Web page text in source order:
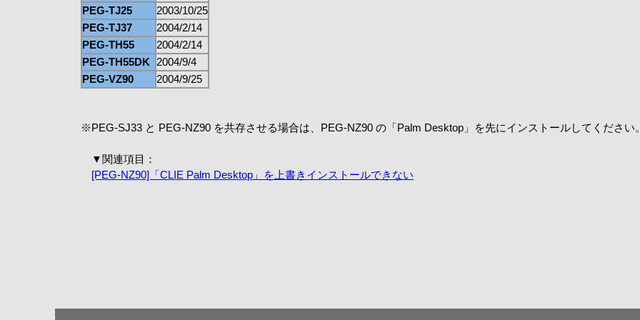
PEG-TJ25
2003/10/25
PEG-TJ37
2004/2/14
PEG-TH55
2004/2/14
PEG-TH55DK
2004/9/4
PEG-VZ90
2004/9/25
※PEG-SJ33 と PEG-NZ90 を共存させる場合は、PEG-NZ90 の「Palm Desktop」を先にインストールしてください
▼関連項目：
[PEG-NZ90]「CLIE Palm Desktop」を上書きインストールできない